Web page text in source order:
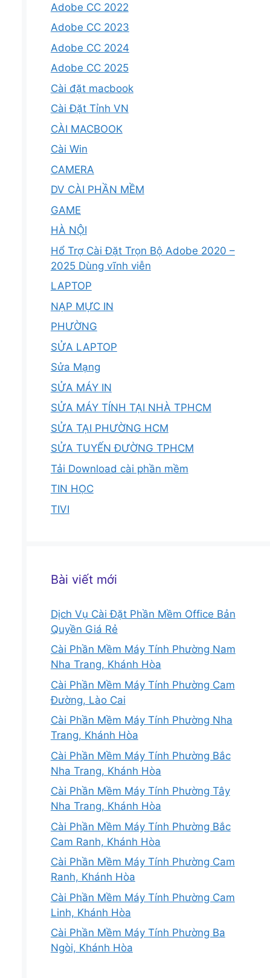
Adobe CC 2022
Adobe CC 2023
Adobe CC 2024
Adobe CC 2025
Cài đặt macbook
Cài Đặt Tỉnh VN
CÀI MACBOOK
Cài Win
CAMERA
DV CÀI PHẦN MỀM
GAME
HÀ NỘI
Hổ Trợ Cài Đặt Trọn Bộ Adobe 2020 –
2025 Dùng vĩnh viễn
LAPTOP
NẠP MỰC IN
PHƯỜNG
SỬA LAPTOP
Sửa Mạng
SỬA MÁY IN
SỬA MÁY TÍNH TẠI NHÀ TPHCM
SỬA TẠI PHƯỜNG HCM
SỬA TUYẾN ĐƯỜNG TPHCM
Tải Download cài phần mềm
TIN HỌC
TIVI
Bài viết mới
Dịch Vụ Cài Đặt Phần Mềm Office Bản
Quyền Giá Rẻ
Cài Phần Mềm Máy Tính Phường Nam
Nha Trang, Khánh Hòa
Cài Phần Mềm Máy Tính Phường Cam
Đường, Lào Cai
Cài Phần Mềm Máy Tính Phường Nha
Trang, Khánh Hòa
Cài Phần Mềm Máy Tính Phường Bắc
Nha Trang, Khánh Hòa
Cài Phần Mềm Máy Tính Phường Tây
Nha Trang, Khánh Hòa
Cài Phần Mềm Máy Tính Phường Bắc
Cam Ranh, Khánh Hòa
Cài Phần Mềm Máy Tính Phường Cam
Ranh, Khánh Hòa
Cài Phần Mềm Máy Tính Phường Cam
Linh, Khánh Hòa
Cài Phần Mềm Máy Tính Phường Ba
Ngòi, Khánh Hòa